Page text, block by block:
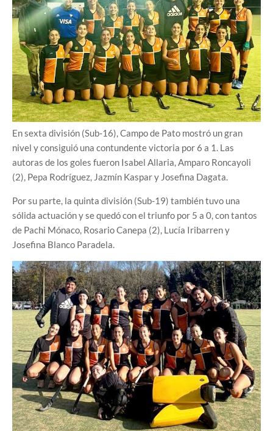
En sexta división (Sub-16), Campo de Pato mostró un gran
nivel y consiguió una contundente victoria por 6 a 1. Las
autoras de los goles fueron Isabel Allaria, Amparo Roncayoli
(2), Pepa Rodríguez, Jazmín Kaspar y Josefina Dagata.
Por su parte, la quinta división (Sub-19) también tuvo una
sólida actuación y se quedó con el triunfo por 5 a 0, con tantos
de Pachi Mónaco, Rosario Canepa (2), Lucía Iribarren y
Josefina Blanco Paradela.